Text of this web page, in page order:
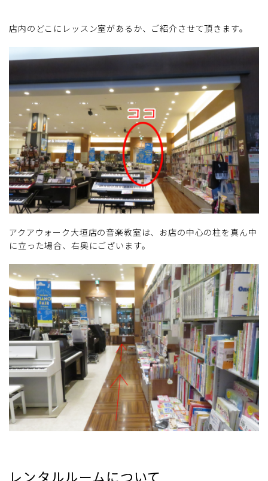
店内のどこにレッスン室があるか、ご紹介させて頂きます。
アクアウォーク大垣店の音楽教室は、お店の中心の柱を真ん中
に立った場合、右奥にございます。
レンタルルームについて